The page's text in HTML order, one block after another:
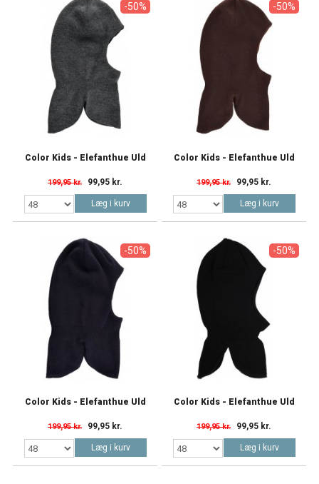
-50%
Color Kids - Elefanthue Uld
199,95 kr. 99,95 kr.
Læg i kurv
-50%
Color Kids - Elefanthue Uld
199,95 kr. 99,95 kr.
Læg i kurv
-50%
Color Kids - Elefanthue Uld
199,95 kr. 99,95 kr.
Læg i kurv
-50%
Color Kids - Elefanthue Uld
199,95 kr. 99,95 kr.
Læg i kurv